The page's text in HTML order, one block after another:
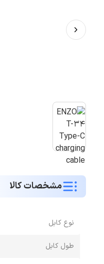
مشخصات کالا
نوع کابل
طول کابل